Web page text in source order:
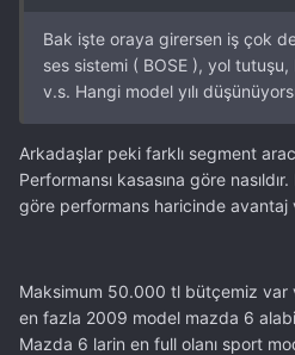
Bak işte oraya girersen iş çok
ses sistemi ( BOSE ), yol
v.s. Hangi model yılı
Arkadaşlar peki farklı segment
Performansı kasasına göre
göre performans haricinde avantaj
Maksimum 50.000 tl bütçemiz var
en fazla 2009 model mazda 6
Mazda 6 larin en full olanı sport